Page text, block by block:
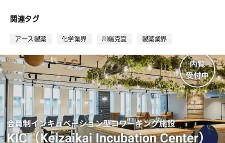
ー
ク
関連タグ
アース製薬 化学業界 川端克宜 製薬業界